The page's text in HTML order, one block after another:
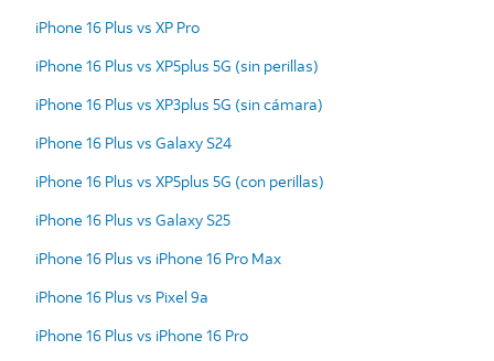
iPhone 16 Plus vs XP Pro
iPhone 16 Plus vs XP5plus 5G (sin perillas)
iPhone 16 Plus vs XP3plus 5G (sin cámara)
iPhone 16 Plus vs Galaxy S24
iPhone 16 Plus vs XP5plus 5G (con perillas)
iPhone 16 Plus vs Galaxy S25
iPhone 16 Plus vs iPhone 16 Pro Max
iPhone 16 Plus vs Pixel 9a
iPhone 16 Plus vs iPhone 16 Pro